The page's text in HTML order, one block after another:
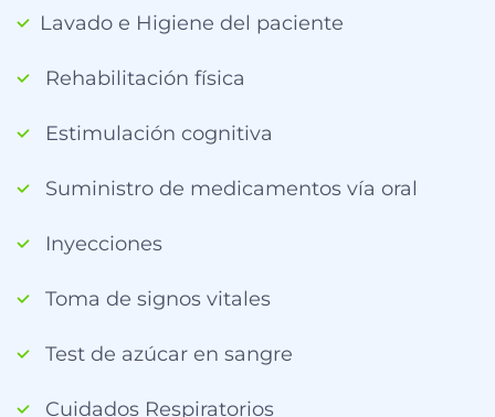
Lavado e Higiene del paciente
Rehabilitación física
Estimulación cognitiva
Suministro de medicamentos vía oral
Inyecciones
Toma de signos vitales
Test de azúcar en sangre
Cuidados Respiratorios